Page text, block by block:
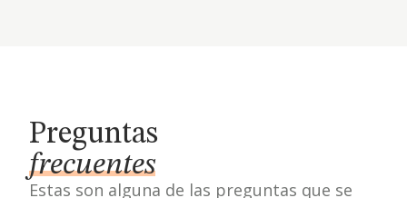
Preguntas
frecuentes
Estas son alguna de las preguntas que se